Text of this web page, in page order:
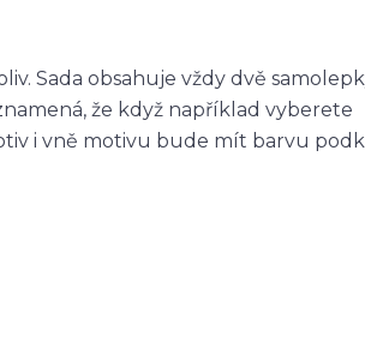
Sada obsahuje vždy dvě
že když například vyberete
i vně motivu bude mít barvu